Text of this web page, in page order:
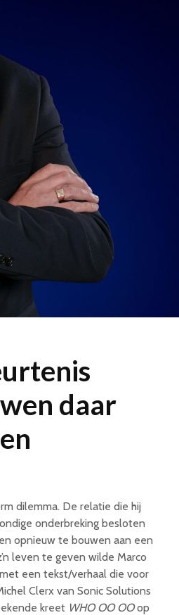
daar
dilemma. De relatie die hij
onderbreking besloten
opnieuw te bouwen aan een
leven te geven wilde Marco
een tekst/verhaal die voor
Clerx van Sonic Solutions
kreet WHO OO OOop